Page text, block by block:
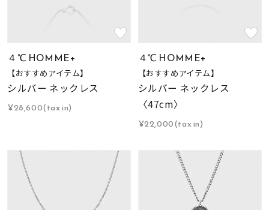
４℃ HOMME+
【おすすめアイテム】
シルバー ネックレス
¥28,600(tax in)
４℃ HOMME+
【おすすめアイテム】
シルバー ネックレス
〈47cm〉
¥22,000(tax in)